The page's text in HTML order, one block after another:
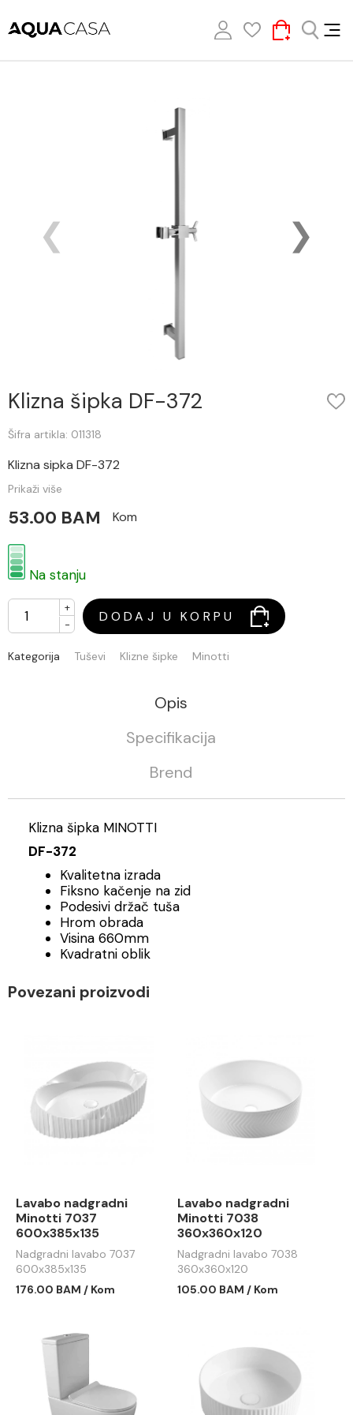
Klizna šipka DF-372
Šifra artikla: 011318
Klizna sipka DF-372
Prikaži više
53.00 BAM Kom
Na stanju
+
-
DODAJ U KORPU
Kategorija Tuševi Klizne šipke Minotti
Opis
Specifikacija
Brend
Klizna šipka MINOTTI
DF-372
Kvalitetna izrada
Fiksno kačenje na zid
Podesivi držač tuša
Hrom obrada
Visina 660mm
Kvadratni oblik
Povezani proizvodi
Lavabo nadgradni
Minotti 7037
600x385x135
Nadgradni lavabo 7037
600x385x135
176.00 BAM / Kom
Lavabo nadgradni
Minotti 7038
360x360x120
Nadgradni lavabo 7038
360x360x120
105.00 BAM / Kom